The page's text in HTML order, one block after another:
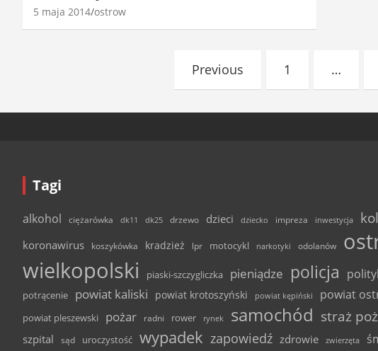
5 maja 2014 ostrow
Previous 1 …
Tagi
alkohol ciężarówka dk11 dk25 drzewo dzieci dziecko impreza inwestycja
koronawirus koszykówka kradzież lpr motocykl narkotyki odolanów
wielkopolski
piaski-szczygliczka pieniądze policja
potrącenie
powiat kaliski powiat krotoszyński powiat kępiński powiat
powiat pleszewski pożar radni rower rynek samochód straż
szpital sąd uroczystość wypadek zapowiedź zdrowie zwierzęta